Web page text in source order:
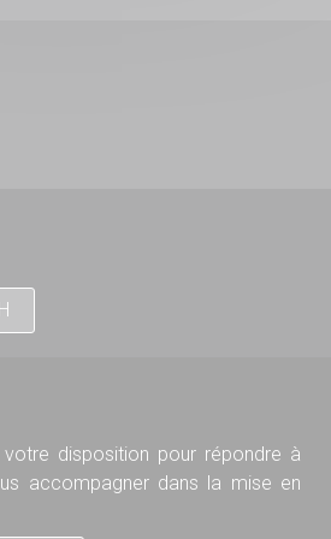
disposition pour répondre à
accompagner dans la mise en